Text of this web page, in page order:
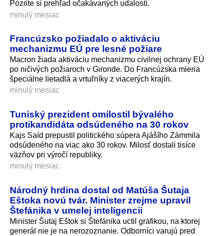
Pozrite si prehľad očakávaných udalostí.
minulý mesiac
Francúzsko požiadalo o aktiváciu
mechanizmu EÚ pre lesné požiare
Macron žiada aktiváciu mechanizmu civilnej ochrany EÚ
po ničivých požiaroch v Gironde. Do Francúzska mieria
špeciálne lietadlá a vrtuľníky z viacerých krajín.
minulý mesiac
Tuniský prezident omilostil bývalého
protikandidáta odsúdeného na 30 rokov
Kajs Saíd prepustil politického súpera Ajášího Zámmila
odsúdeného na viac ako 30 rokov. Milosť dostali tisíce
väzňov pri výročí republiky.
minulý mesiac
Národný hrdina dostal od Matúša Šutaja
Eštoka novú tvár. Minister zrejme upravil
Štefánika v umelej inteligencii
Minister Šutaj Eštok si Štefánika uctil grafikou, na ktorej
generál nie je na nerozoznanie. Odborníci varujú pred